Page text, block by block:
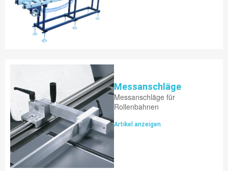
Messanschläge
Messanschläge für
Rollenbahnen
Artikel anzeigen